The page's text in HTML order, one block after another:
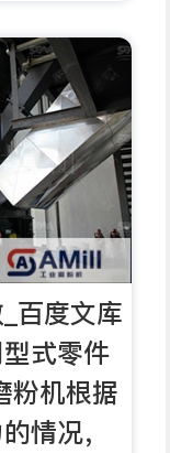
百度文库
式零件
粉机根据
情况，